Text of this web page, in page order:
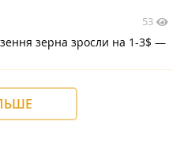
53
зерна зросли на 1-3$ —